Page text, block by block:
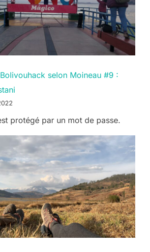
selon Moineau #9 :
protégé par un mot de passe.